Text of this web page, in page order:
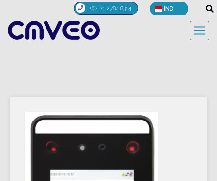
+62 21 2784 8314 IND